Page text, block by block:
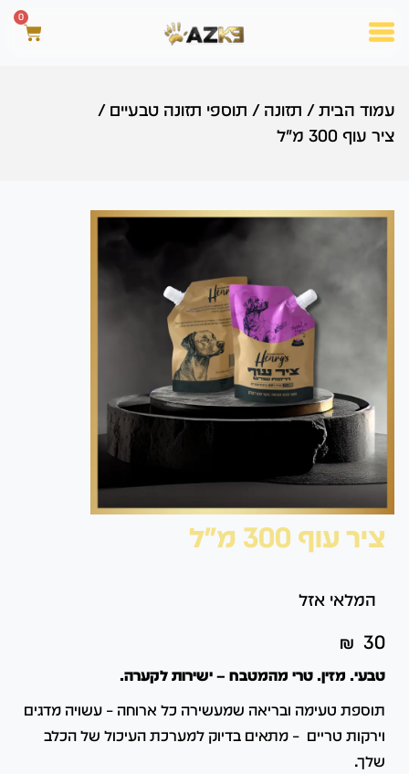
0
עמוד הבית / תזונה / תוספי תזונה טבעיים /
ציר עוף 300 מ"ל
ציר עוף 300 מ"ל
המלאי אזל
₪ 30
טבעי. מזין. טרי מהמטבח – ישירות לקערה.
תוספת טעימה ובריאה שמעשירה כל ארוחה – עשויה מדגים
וירקות טריים – מתאים בדיוק למערכת העיכול של הכלב
שלך.